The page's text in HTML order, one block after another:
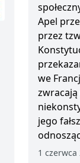
Apel
przez
we
jego
1 czerwca